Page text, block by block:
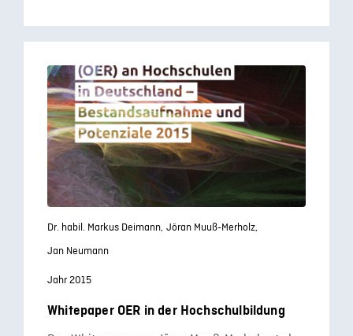
Dr. habil. Markus Deimann, Jöran Muuß-Merholz,
Jan Neumann
Jahr 2015
Whitepaper OER in der Hochschulbildung